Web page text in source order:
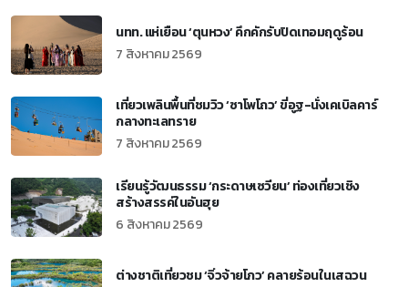
นทท. แห่เยือน ‘ตุนหวง’ คึกคักรับปิดเทอมฤดูร้อน
7 สิงหาคม 2569
เที่ยวเพลินพื้นที่ชมวิว ‘ซาโพโถว’ ขี่อูฐ-นั่งเคเบิลคาร์
กลางทะเลทราย
7 สิงหาคม 2569
เรียนรู้วัฒนธรรม ‘กระดาษเซวียน’ ท่องเที่ยวเชิง
สร้างสรรค์ในอันฮุย
6 สิงหาคม 2569
ต่างชาติเที่ยวชม ‘จิ่วจ้ายโกว’ คลายร้อนในเสฉวน